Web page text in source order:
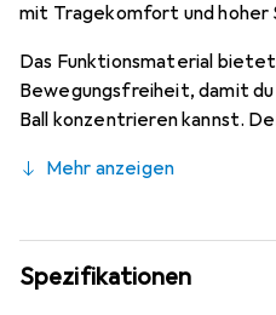
mit Tragekomfort und
Das Funktionsmaterial
Bewegungsfreiheit, damit du
Ball konzentrieren kannst.
ermöglichen eine optimale
geschützt. Uhlsport-Logos
letzten Feinschliff.
Mehr anzeigen
Spezifikationen